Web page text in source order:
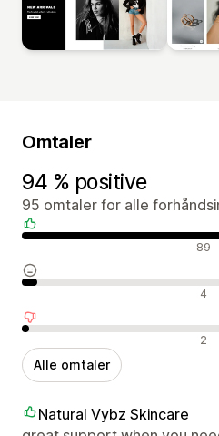
Omtaler
94 % positive
95 omtaler for alle
Positive omtaler 89
Nøytrale omtaler 4
Negative omtaler 2
Alle omtaler
Natural Vybz Skincare